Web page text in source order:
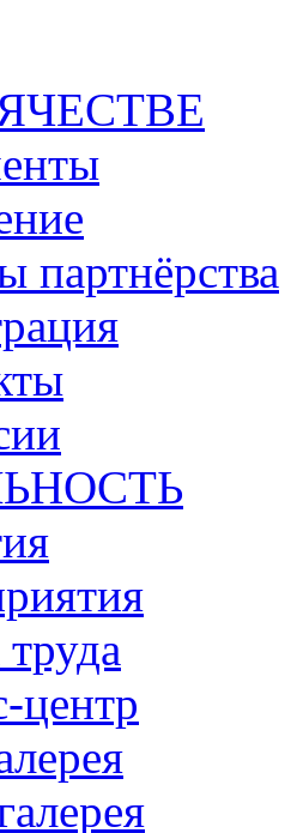
партнёрства
центр